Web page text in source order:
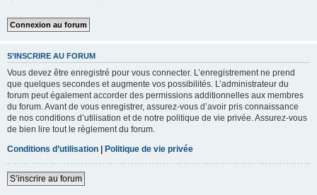
S’INSCRIRE AU FORUM
Vous devez être enregistré pour vous connecter. L’enregistrement ne prend
que quelques secondes et augmente vos possibilités. L’administrateur du
forum peut également accorder des permissions additionnelles aux membres
du forum. Avant de vous enregistrer, assurez-vous d’avoir pris connaissance
de nos conditions d’utilisation et de notre politique de vie privée. Assurez-vous
de bien lire tout le règlement du forum.
Conditions d’utilisation | Politique de vie privée
S’inscrire au forum